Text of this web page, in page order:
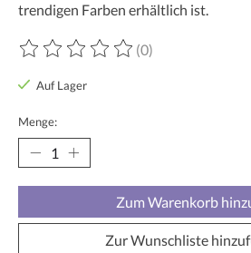
trendigen Farben erhältlich ist.
Die Bewertung dieses Produkts ist
(0)
Auf Lager
Menge:
Zum Warenkorb
Zur Wunschliste